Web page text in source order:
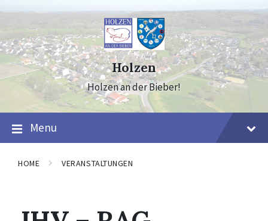
to
content
to
navigation
to
footer
Holzen
Holzen an der Bieber!
Menu
HOME VERANSTALTUNGEN